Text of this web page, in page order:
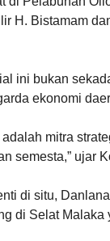
H. Bistamam
ini bukan
ekonomi
adalah mitra
semesta,” ujar
di situ,
di Selat